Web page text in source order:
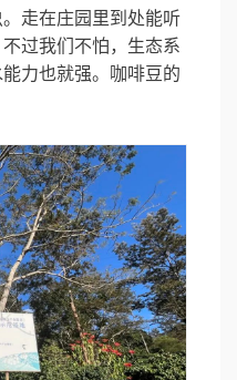
走在庄园里到处能听
过我们不怕，生态系
力也就强。咖啡豆的